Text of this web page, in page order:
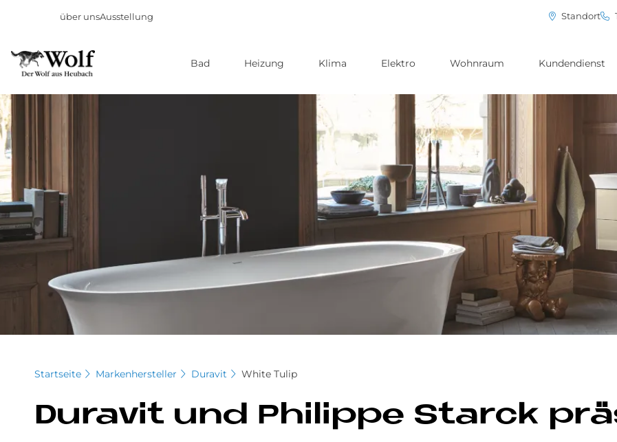
Direkt
zum
Inhalt
über unsAusstellung Standort
Bad Heizung Klima Elektro Wohnraum Kundendienst
Startseite Markenhersteller Duravit White Tulip
Du­ra­vit und Phil­ip­pe Star­ck